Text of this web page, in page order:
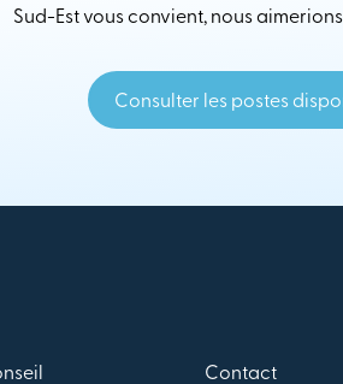
Sud-Est vous convient, nous
Consulter les postes
Contact